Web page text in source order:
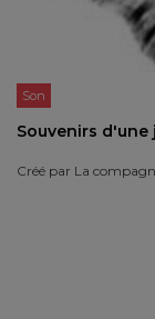
Son
Souvenirs
Créé par La